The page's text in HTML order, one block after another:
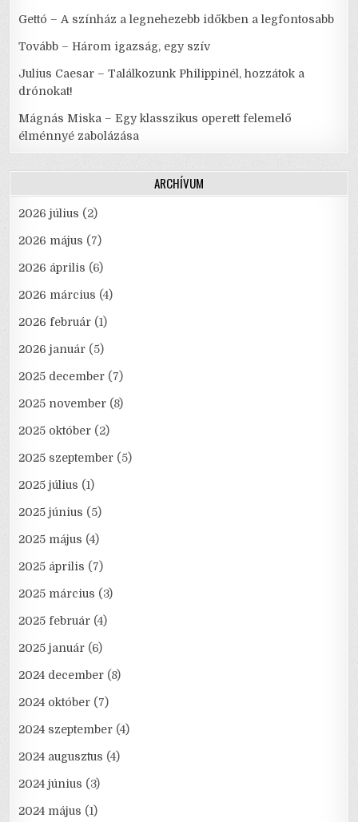
Gettó – A színház a legnehezebb időkben a legfontosabb
Tovább – Három igazság, egy szív
Julius Caesar – Találkozunk Philippinél, hozzátok a
drónokat!
Mágnás Miska – Egy klasszikus operett felemelő
élménnyé zabolázása
ARCHÍVUM
2026 július (2)
2026 május (7)
2026 április (6)
2026 március (4)
2026 február (1)
2026 január (5)
2025 december (7)
2025 november (8)
2025 október (2)
2025 szeptember (5)
2025 július (1)
2025 június (5)
2025 május (4)
2025 április (7)
2025 március (3)
2025 február (4)
2025 január (6)
2024 december (8)
2024 október (7)
2024 szeptember (4)
2024 augusztus (4)
2024 június (3)
2024 május (1)